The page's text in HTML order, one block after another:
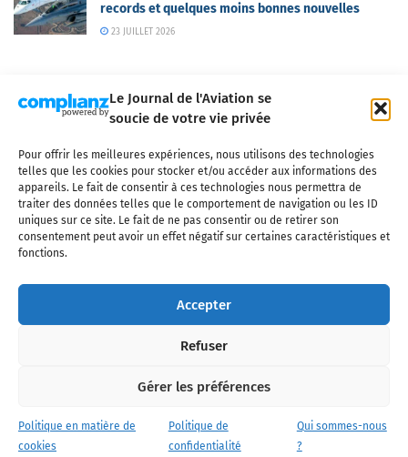
Le Journal de l'Aviation se
soucie de votre vie privée
Pour offrir les meilleures expériences, nous utilisons des technologies
telles que les cookies pour stocker et/ou accéder aux informations des
appareils. Le fait de consentir à ces technologies nous permettra de
traiter des données telles que le comportement de navigation ou les ID
uniques sur ce site. Le fait de ne pas consentir ou de retirer son
consentement peut avoir un effet négatif sur certaines caractéristiques et
fonctions.
Accepter
Refuser
Gérer les préférences
Politique en matière de
cookies
Politique de
confidentialité
Qui sommes-nous
?
records et quelques moins bonnes nouvelles
23 JUILLET 2026
Qui sommes-nous ? Nous contacter
Partenaires
Mentions légales
CGV Politique de confidentialité Cookies
l'industrie aéronautique, l'aviation commerciale, l'aviation d'affaires, les
civils, l'aéronautique de défense et l'industrie spatiale. Toute reproduction,
interdite sans autorisation écrite spécifique du Journal de l’Aviation.